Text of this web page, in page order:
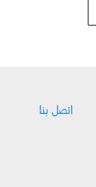
اتصل بنا